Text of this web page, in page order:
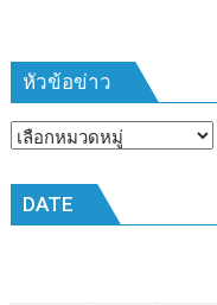
หัวข้อข่าว
หัวข้อ
DATE